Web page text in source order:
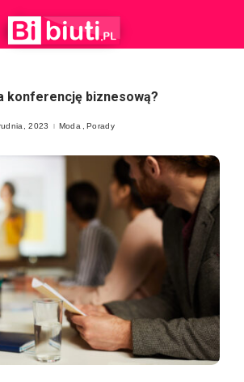
konferencję biznesową?
2023 Moda Porady